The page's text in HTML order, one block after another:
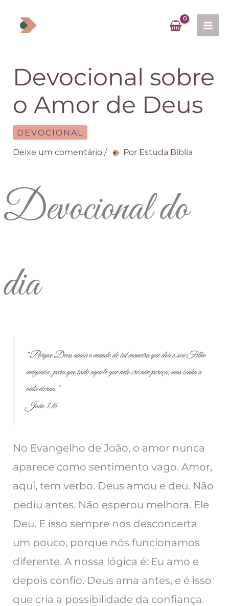
Devocional sobre
o Amor de Deus
DEVOCIONAL
Deixe um comentário / Por Estuda Bíblia
Devocional do
dia
“Porque Deus amou o mundo de tal maneira que deu o seu Filho
unigênito, para que todo aquele que nele crê não pereça, mas tenha a
vida eterna.”
João 3,16
No Evangelho de João, o amor nunca
aparece como sentimento vago. Amor,
aqui, tem verbo. Deus amou e deu. Não
pediu antes. Não esperou melhora. Ele
Deu. E isso sempre nos desconcerta
um pouco, porque nós funcionamos
diferente. A nossa lógica é: Eu amo e
depois confio. Deus ama antes, e é isso
que cria a possibilidade da confiança.